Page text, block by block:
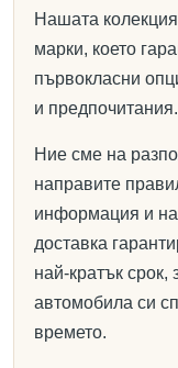
Нашата
марки, което
първокласни
и предпочитания.
Ние сме на
направите
информация и
доставка
най-кратък
автомобила си
времето.